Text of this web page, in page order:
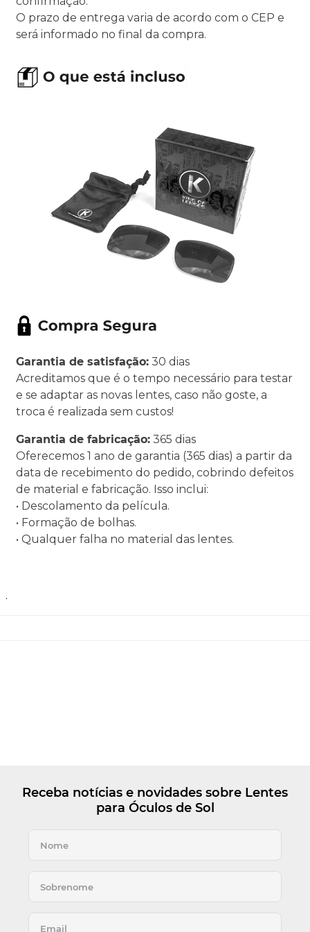
O prazo de entrega varia de acordo com o CEP e
será informado no final da compra.
Garantia de satisfação: 30 dias
Acreditamos que é o tempo necessário para testar
e se adaptar as novas lentes, caso não goste, a
troca é realizada sem custos!
Garantia de fabricação: 365 dias
Oferecemos 1 ano de garantia (365 dias) a partir da
data de recebimento do pedido, cobrindo defeitos
de material e fabricação. Isso inclui:
• Descolamento da película.
• Formação de bolhas.
• Qualquer falha no material das lentes.
.
Receba notícias e novidades sobre Lentes
para Óculos de Sol